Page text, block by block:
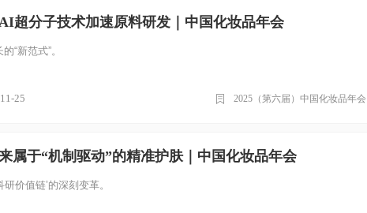
超分子技术加速原料研发｜中国化妆品年会
“新范式”。
2025（第六届）中国化妆品年会
25
属于“机制驱动”的精准护肤｜中国化妆品年会
研价值链’的深刻变革。